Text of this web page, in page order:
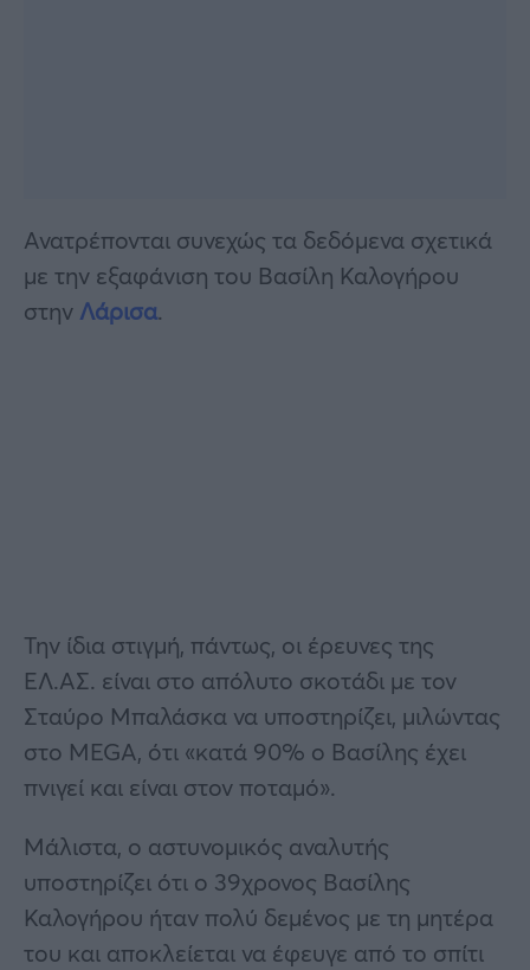
Ανατρέπονται συνεχώς τα δεδόμενα σχετικά
με την εξαφάνιση του Βασίλη Καλογήρου
στην Λάρισα.
Την ίδια στιγμή, πάντως, οι έρευνες της
ΕΛ.ΑΣ. είναι στο απόλυτο σκοτάδι με τον
Σταύρο Μπαλάσκα να υποστηρίζει, μιλώντας
στο MEGA, ότι «κατά 90% ο Βασίλης έχει
πνιγεί και είναι στον ποταμό».
Μάλιστα, ο αστυνομικός αναλυτής
υποστηρίζει ότι ο 39χρονος Βασίλης
Καλογήρου ήταν πολύ δεμένος με τη μητέρα
του και αποκλείεται να έφευγε από το σπίτι